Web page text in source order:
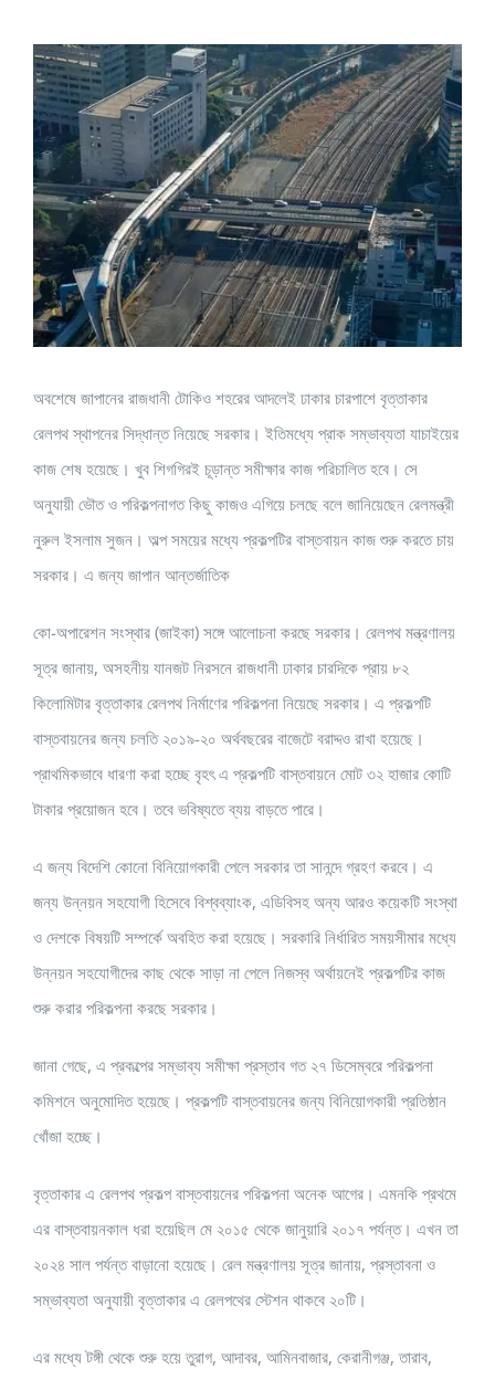
View
Larger
Image
অবশেষে জাপানের রাজধানী টোকিও শহরের আদলেই ঢাকার চারপাশে বৃত্তাকার
রেলপথ স্থাপনের সিদ্ধান্ত নিয়েছে সরকার। ইতিমধ্যে প্রাক সম্ভাব্যতা যাচাইয়ের
কাজ শেষ হয়েছে। খুব শিগগিরই চূড়ান্ত সমীক্ষার কাজ পরিচালিত হবে। সে
অনুযায়ী ভৌত ও পরিকল্পনাগত কিছু কাজও এগিয়ে চলছে বলে জানিয়েছেন রেলমন্ত্রী
নুরুল ইসলাম সুজন। অল্প সময়ের মধ্যে প্রকল্পটির বাস্তবায়ন কাজ শুরু করতে চায়
সরকার। এ জন্য জাপান আন্তর্জাতিক
কো-অপারেশন সংস্থার (জাইকা) সঙ্গে আলোচনা করছে সরকার। রেলপথ মন্ত্রণালয়
সূত্র জানায়, অসহনীয় যানজট নিরসনে রাজধানী ঢাকার চারদিকে প্রায় ৮২
কিলোমিটার বৃত্তাকার রেলপথ নির্মাণের পরিকল্পনা নিয়েছে সরকার। এ প্রকল্পটি
বাস্তবায়নের জন্য চলতি ২০১৯-২০ অর্থবছরের বাজেটে বরাদ্দও রাখা হয়েছে।
প্রাথমিকভাবে ধারণা করা হচ্ছে বৃহৎ এ প্রকল্পটি বাস্তবায়নে মোট ৩২ হাজার কোটি
টাকার প্রয়োজন হবে। তবে ভবিষ্যতে ব্যয় বাড়তে পারে।
এ জন্য বিদেশি কোনো বিনিয়োগকারী পেলে সরকার তা সানন্দে গ্রহণ করবে। এ
জন্য উন্নয়ন সহযোগী হিসেবে বিশ্বব্যাংক, এডিবিসহ অন্য আরও কয়েকটি সংস্থা
ও দেশকে বিষয়টি সম্পর্কে অবহিত করা হয়েছে। সরকারি নির্ধারিত সময়সীমার মধ্যে
উন্নয়ন সহযোগীদের কাছ থেকে সাড়া না পেলে নিজস্ব অর্থায়নেই প্রকল্পটির কাজ
শুরু করার পরিকল্পনা করছে সরকার।
জানা গেছে, এ প্রকল্পের সম্ভাব্য সমীক্ষা প্রস্তাব গত ২৭ ডিসেম্বরে পরিকল্পনা
কমিশনে অনুমোদিত হয়েছে। প্রকল্পটি বাস্তবায়নের জন্য বিনিয়োগকারী প্রতিষ্ঠান
খোঁজা হচ্ছে।
বৃত্তাকার এ রেলপথ প্রকল্প বাস্তবায়নের পরিকল্পনা অনেক আগের। এমনকি প্রথমে
এর বাস্তবায়নকাল ধরা হয়েছিল মে ২০১৫ থেকে জানুয়ারি ২০১৭ পর্যন্ত। এখন তা
২০২৪ সাল পর্যন্ত বাড়ানো হয়েছে। রেল মন্ত্রণালয় সূত্র জানায়, প্রস্তাবনা ও
সম্ভাব্যতা অনুযায়ী বৃত্তাকার এ রেলপথের স্টেশন থাকবে ২০টি।
এর মধ্যে টঙ্গী থেকে শুরু হয়ে তুরাগ, আদাবর, আমিনবাজার, কেরানীগঞ্জ, তারাব,